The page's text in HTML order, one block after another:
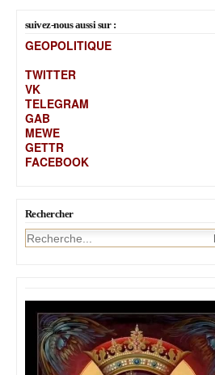
suivez-nous aussi sur :
GEOPOLITIQUE
TWITTER
VK
TELEGRAM
GAB
MEWE
GETTR
FACEBOOK
Rechercher